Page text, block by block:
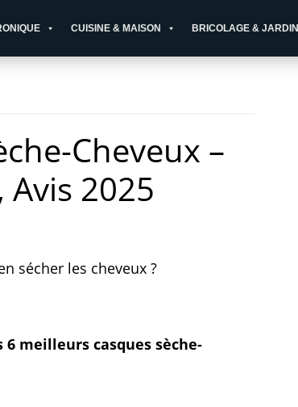
CUISINE & MAISON BRICOLAGE & JARDIN
Cheveux –
2025
sécher les cheveux ?
meilleurs casques sèche-